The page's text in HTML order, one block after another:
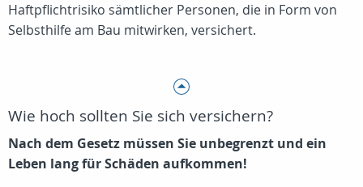
Haftpflichtrisiko sämtlicher Personen, die in Form von
Selbsthilfe am Bau mitwirken, versichert.
Wie hoch sollten Sie sich versichern?
Nach dem Gesetz müssen Sie unbegrenzt und ein
Leben lang für Schäden aufkommen!